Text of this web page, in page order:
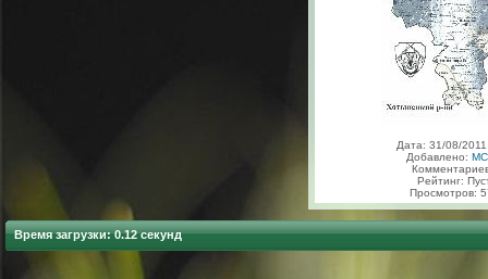
Дата: 31/08/
Добавлено:
Рейтинг:
Просмотров:
Время загрузки: 0.12 секунд